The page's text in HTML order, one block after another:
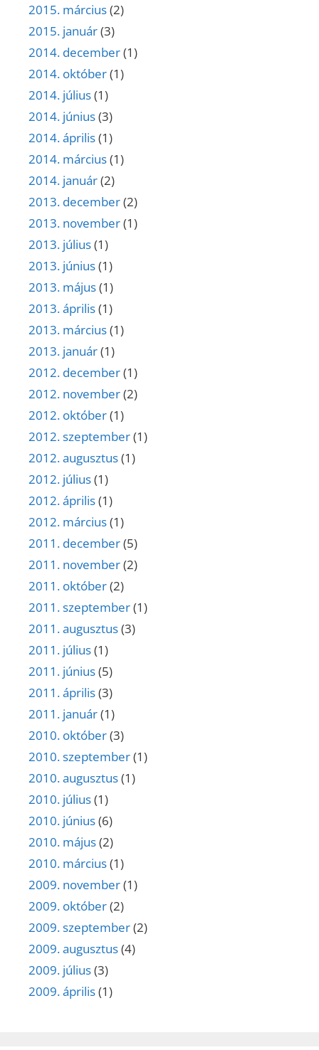
2015. március(2)
2015. január(3)
2014. december(1)
2014. október(1)
2014. július(1)
2014. június(3)
2014. április(1)
2014. március(1)
2014. január(2)
2013. december(2)
2013. november(1)
2013. július(1)
2013. június(1)
2013. május(1)
2013. április(1)
2013. március(1)
2013. január(1)
2012. december(1)
2012. november(2)
2012. október(1)
2012. szeptember(1)
2012. augusztus(1)
2012. július(1)
2012. április(1)
2012. március(1)
2011. december(5)
2011. november(2)
2011. október(2)
2011. szeptember(1)
2011. augusztus(3)
2011. július(1)
2011. június(5)
2011. április(3)
2011. január(1)
2010. október(3)
2010. szeptember(1)
2010. augusztus(1)
2010. július(1)
2010. június(6)
2010. május(2)
2010. március(1)
2009. november(1)
2009. október(2)
2009. szeptember(2)
2009. augusztus(4)
2009. július(3)
2009. április(1)